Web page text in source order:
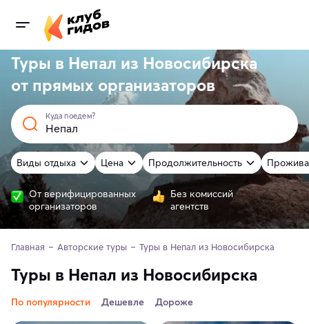
Туры в Непал из Новосибирска
от прямых организаторов
Куда поедем?
Виды отдыха Цена Продолжительность
От верифицированных
организаторов
Без комиссий
агентств
Главная Авторские туры Туры в Непал из Новосибирска
Туры в Непал из Новосибирска
По популярности Дешевле Дороже